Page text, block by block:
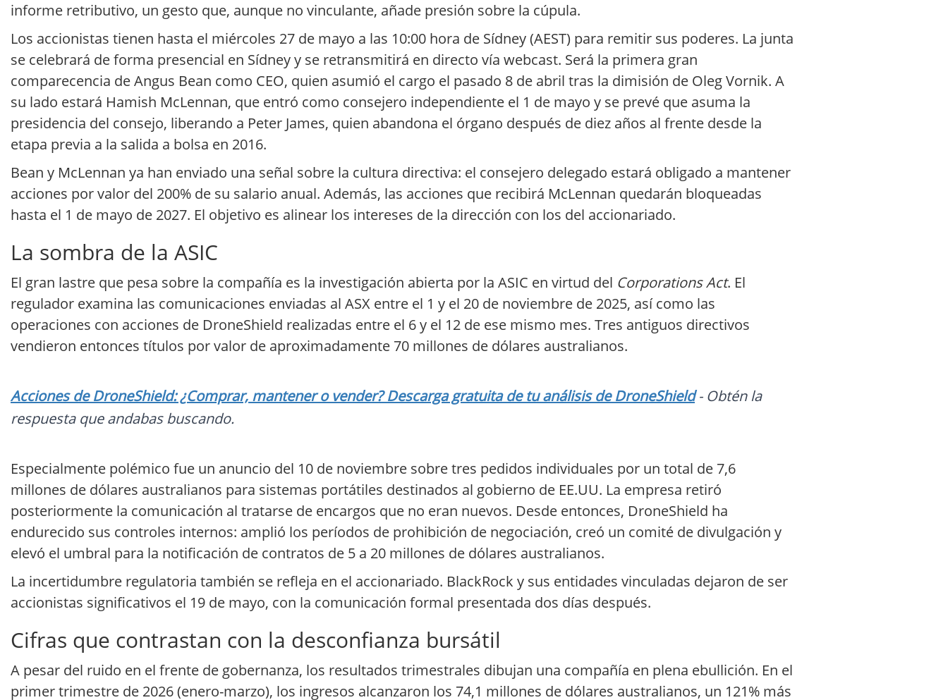
informe retributivo, un gesto que, aunque no vinculante, añade presión sobre la cúpula.
Los accionistas tienen hasta el miércoles 27 de mayo a las 10:00 hora de Sídney (AEST) para remitir sus poderes. La junta
se celebrará de forma presencial en Sídney y se retransmitirá en directo vía webcast. Será la primera gran
comparecencia de Angus Bean como CEO, quien asumió el cargo el pasado 8 de abril tras la dimisión de Oleg Vornik. A
su lado estará Hamish McLennan, que entró como consejero independiente el 1 de mayo y se prevé que asuma la
presidencia del consejo, liberando a Peter James, quien abandona el órgano después de diez años al frente desde la
etapa previa a la salida a bolsa en 2016.
Bean y McLennan ya han enviado una señal sobre la cultura directiva: el consejero delegado estará obligado a mantener
acciones por valor del 200% de su salario anual. Además, las acciones que recibirá McLennan quedarán bloqueadas
hasta el 1 de mayo de 2027. El objetivo es alinear los intereses de la dirección con los del accionariado.
La sombra de la ASIC
El gran lastre que pesa sobre la compañía es la investigación abierta por la ASIC en virtud del Corporations Act. El
regulador examina las comunicaciones enviadas al ASX entre el 1 y el 20 de noviembre de 2025, así como las
operaciones con acciones de DroneShield realizadas entre el 6 y el 12 de ese mismo mes. Tres antiguos directivos
vendieron entonces títulos por valor de aproximadamente 70 millones de dólares australianos.
Acciones de DroneShield: ¿Comprar, mantener o vender? Descarga gratuita de tu análisis de DroneShield- Obtén la
respuesta que andabas buscando.
Especialmente polémico fue un anuncio del 10 de noviembre sobre tres pedidos individuales por un total de 7,6
millones de dólares australianos para sistemas portátiles destinados al gobierno de EE.UU. La empresa retiró
posteriormente la comunicación al tratarse de encargos que no eran nuevos. Desde entonces, DroneShield ha
endurecido sus controles internos: amplió los períodos de prohibición de negociación, creó un comité de divulgación y
elevó el umbral para la notificación de contratos de 5 a 20 millones de dólares australianos.
La incertidumbre regulatoria también se refleja en el accionariado. BlackRock y sus entidades vinculadas dejaron de ser
accionistas significativos el 19 de mayo, con la comunicación formal presentada dos días después.
Cifras que contrastan con la desconfianza bursátil
A pesar del ruido en el frente de gobernanza, los resultados trimestrales dibujan una compañía en plena ebullición. En el
primer trimestre de 2026 (enero-marzo), los ingresos alcanzaron los 74,1 millones de dólares australianos, un 121% más